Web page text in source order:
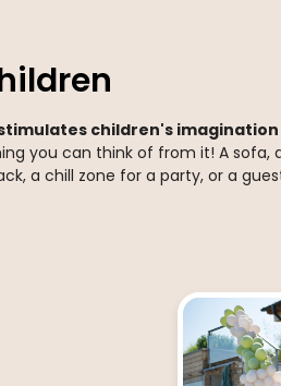
children's
you can think of from it! A sofa,
a chill zone for a party, or a